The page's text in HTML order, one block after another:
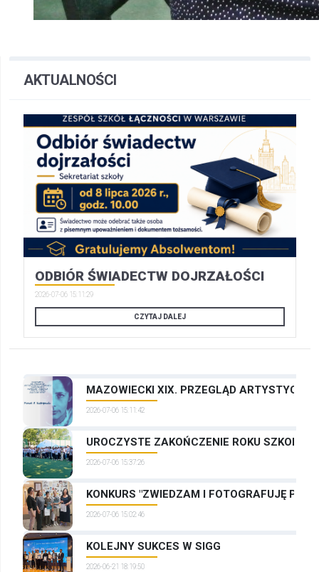
AKTUALNOŚCI
ODBIÓR ŚWIADECTW DOJRZAŁOŚCI
2026-07-06 15:11:29
CZYTAJ DALEJ
MAZOWIECKI XIX. PRZEGLĄD
2026-07-06 15:11:42
UROCZYSTE ZAKOŃCZENIE ROKU
2026-07-06 15:37:26
KONKURS "ZWIEDZAM I FOTOGRAFUJĘ
2026-07-06 15:02:46
KOLEJNY SUKCES W SIGG
2026-06-21 18:19:50